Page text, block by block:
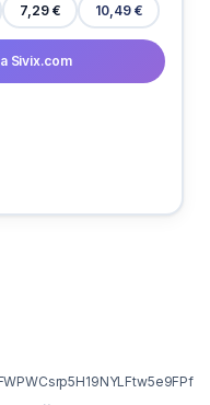
7,29 € 10,49 €
Sivix.com